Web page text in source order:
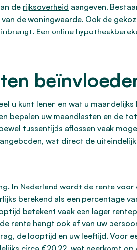
de rijksoverheid aangeven.
de woningwaarde. Ook de
Een online
u kunt lenen en wat u
bepalen uw maandlasten en de
tussentijds aflossen vaak
wat direct de
In Nederland wordt de rente
berekend als een percentage
betekent vaak een lager
rente hangt ook af van uw
de looptijd en uw leeftijd. Voor
circa €20,22, wat neerkomt